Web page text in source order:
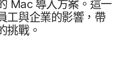
Mac 導入​方案。​這​一​
工​與​企業​的​影響，​帶​
挑戰。